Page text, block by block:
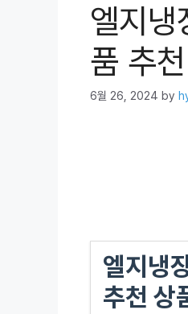
엘지
품 추
6월 26, 2024 by
엘지냉
추천 상